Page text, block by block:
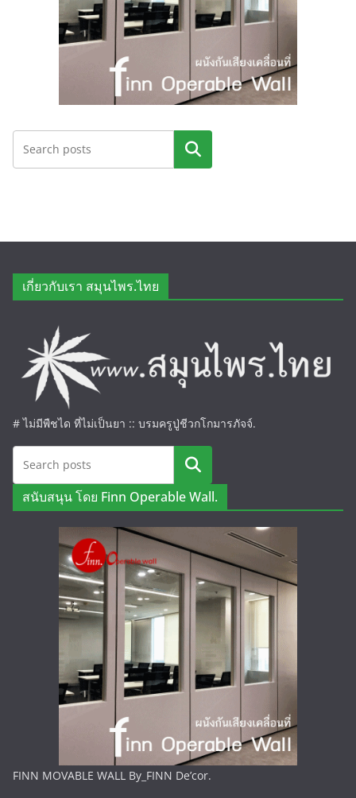
ค้นหา
เกี่ยวกับเรา สมุนไพร.ไทย
# ไม่มีพืชได ที่ไม่เป็นยา :: บรมครูปู่ชีวกโกมารภัจจ์.
ค้นหา
สนับสนุน โดย Finn Operable Wall.
FINN MOVABLE WALL By_FINN De’cor.